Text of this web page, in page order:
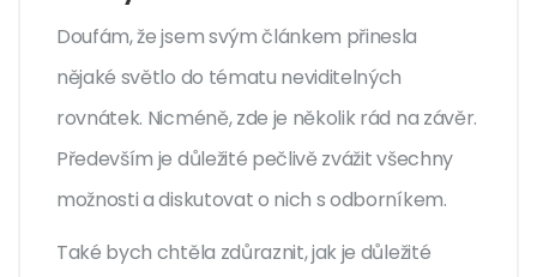
Doufám, že jsem svým článkem přinesla
nějaké světlo do tématu neviditelných
rovnátek. Nicméně, zde je několik rád na závěr.
Především je důležité pečlivě zvážit všechny
možnosti a diskutovat o nich s odborníkem.
Také bych chtěla zdůraznit, jak je důležité